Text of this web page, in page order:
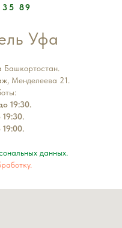
35 89
Уфа
Башкортостан.
Менделеева 21.
19:30.
19:30.
19:00.
данных.